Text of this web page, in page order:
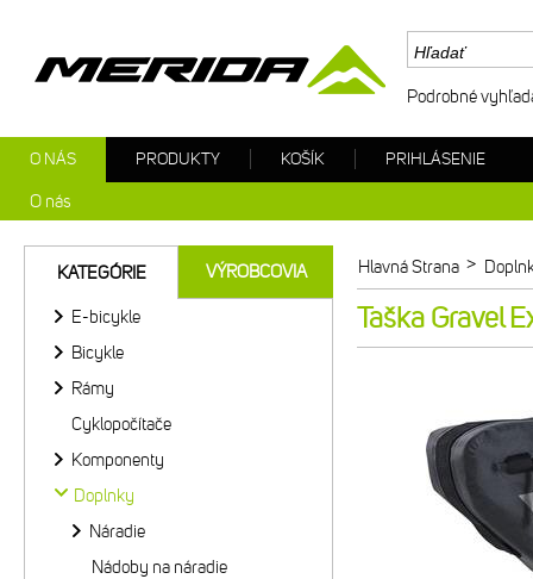
Hlavná Strana >
Taška Gravel
KATEGÓRIE VÝROBCOVIA
E-bicykle
Bicykle
Rámy
Cyklopočítače
Komponenty
Doplnky
Náradie
Nádoby na náradie
Podrobné
O NÁS
O nás
PRODUKTY KOŠÍK PRIHLÁSENIE